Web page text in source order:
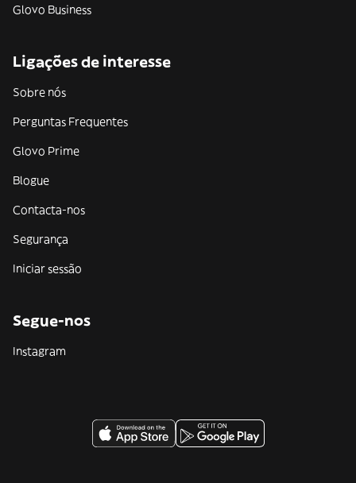
Glovo Business
Ligações de interesse
Sobre nós
Perguntas Frequentes
Glovo Prime
Blogue
Contacta-nos
Segurança
Iniciar sessão
Segue-nos
Instagram